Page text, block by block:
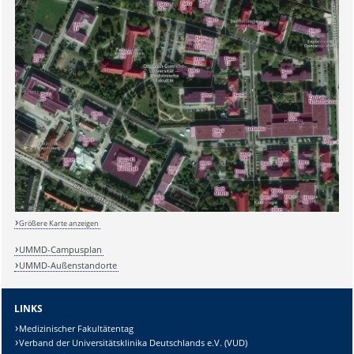
Sicherheitsabfrage:
Größere Karte anzeigen
UMMD-Campusplan
UMMD-Außenstandorte
LINKS
Medizinischer Fakultätentag
Verband der Universitätsklinika Deutschlands e.V. (VUD)